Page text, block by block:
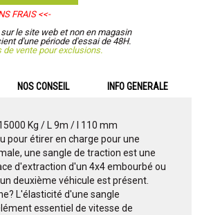
FRAIS <<-
le site web et non en magasin
d'une période d'essai de 48H.
vente pour exclusions.
NOS CONSEIL INFO GENERALE
Kg / L 9m / l 110 mm
pour étirer en charge pour une
une sangle de traction est une
d'extraction d'un 4x4 embourbé ou
deuxième véhicule est présent.
L'élasticité d'une sangle
essentiel de vitesse de